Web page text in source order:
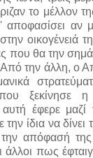
το μέλλον
αποφασίσει αν
οικογένειά
που θα την
την άλλη, ο
ξεκίνησε η
αυτή έφερε μαζί
ίδια να δίνει
απόφασή της
άλλοι πως